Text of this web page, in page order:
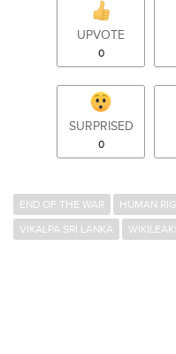
UPVOTE
0
SURPRISED
0
END OF THE WAR HUMAN
VIKALPA SRI LANKA